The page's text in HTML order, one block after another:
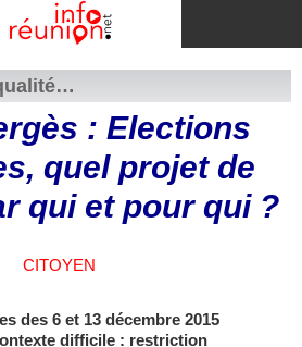
: Elections
quel projet de
qui et pour qui ?
CITOYEN
des 6 et 13 décembre 2015
difficile : restriction